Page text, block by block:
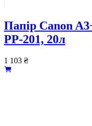
Папір Canon
PP-201, 20л
1 103 ₴